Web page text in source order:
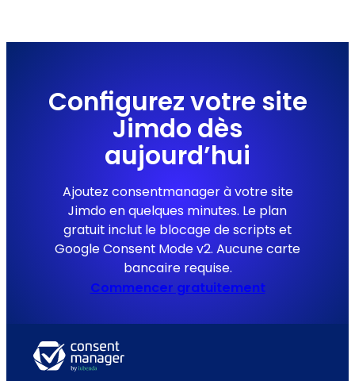
Configurez votre site
Jimdo dès
aujourd’hui
Ajoutez consentmanager à votre site
Jimdo en quelques minutes. Le plan
gratuit inclut le blocage de scripts et
Google Consent Mode v2. Aucune carte
bancaire requise.
Commencer gratuitement